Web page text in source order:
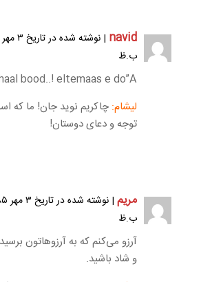
navid
ب.ظ
bood..! eltemaas e do”A
لیشام: چاکریم نوید جان! ما که
توجه و دعای دوستان!
مریم
ب.ظ
آرزو می‌کنم که به آرزوهاتون
و شاد باشید.